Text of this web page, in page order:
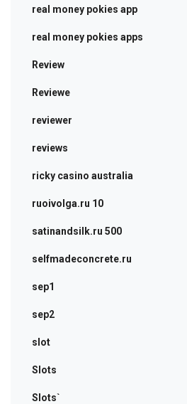
real money pokies app
real money pokies apps
Review
Reviewe
reviewer
reviews
ricky casino australia
ruoivolga.ru 10
satinandsilk.ru 500
selfmadeconcrete.ru
sep1
sep2
slot
Slots
Slots`